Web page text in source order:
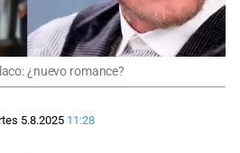
¿nuevo romance?
5.8.2025 11:28